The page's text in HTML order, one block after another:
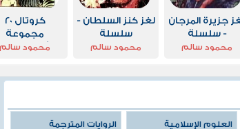
جزيرة المرجان
- سلسلة
المغامرون
محمود سالم
لغز كنز السلطان -
سلسلة
المغامرون
محمود سالم
كروتال 20
مجموعة
الشياطين ال 13
محمود سالم
العلوم الإسلامية الروايات المترجمة